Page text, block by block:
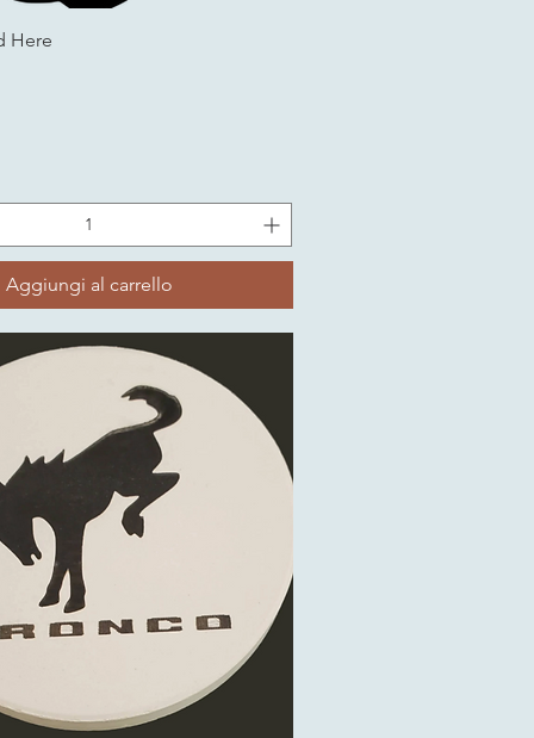
Here
Aggiungi al carrello